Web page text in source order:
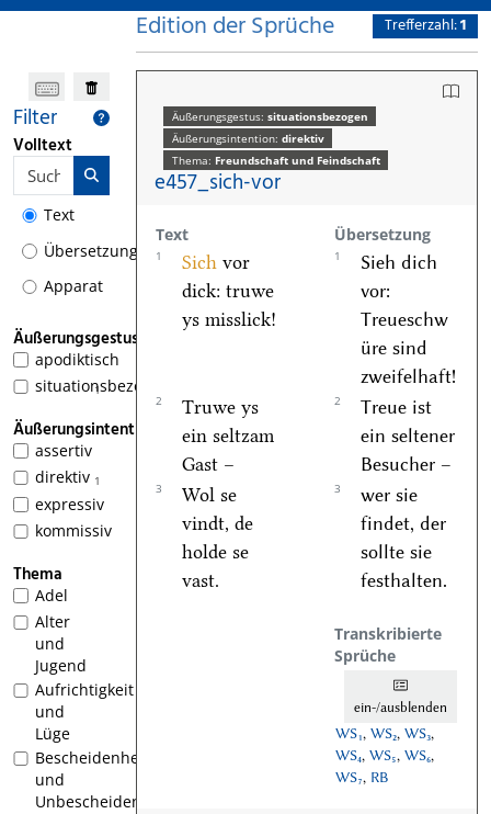
Filter
Volltext
Text
Übersetzung
Apparat
Äußerungsgestus
apodiktisch
1
situationsbezogen
Äußerungsintention
assertiv
1
direktiv
expressiv
kommissiv
Thema
Adel
Alter
und
Jugend
Aufrichtigkeit
und
Lüge
Bescheidenheit
und
Unbescheidenheit
Edition der Sprüche Trefferzahl:1
Äußerungsgestus: situationsbezogen
Äußerungsintention: direktiv
Thema: Freundschaft und Feindschaft
e457_sich-vor
Text Übersetzung
1 Sich vor
dick: truwe
ys misslick!
1
Sieh dich
vor:
Treueschw
üre sind
zweifelhaft!
2
Truwe ys
ein seltzam
Gast –
2
Treue ist
ein seltener
Besucher –
3
Wol se
vindt, de
holde se
vast.
3
wer sie
findet, der
sollte sie
festhalten.
Transkribierte
Sprüche
ein-/ausblenden
WS₁, WS₂, WS₃,
WS₄, WS₅, WS₆,
WS₇, RB